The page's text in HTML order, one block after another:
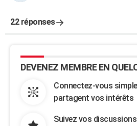
22 réponses
DEVENEZ MEMBRE EN
Connectez-vous
partagent vos intérêts
Suivez vos